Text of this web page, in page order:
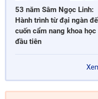
53 năm Sâm Ngọc Linh:
Hành trình từ đại ngàn
cuốn cẩm nang khoa học
đầu tiên